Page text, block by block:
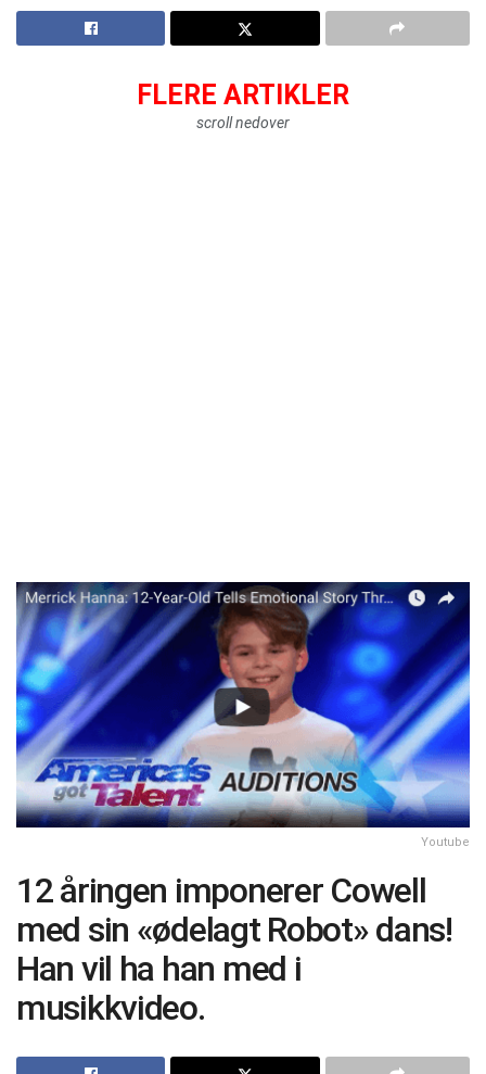
FLERE ARTIKLER
scroll nedover
Youtube
12 åringen imponerer Cowell
med sin «ødelagt Robot» dans!
Han vil ha han med i
musikkvideo.